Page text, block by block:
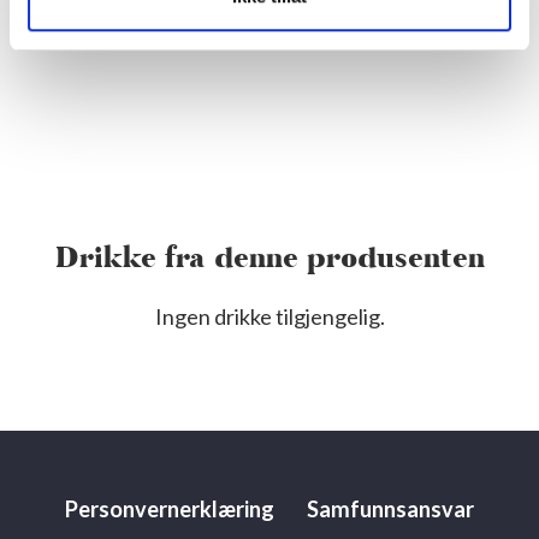
Drikke fra denne produsenten
Ingen drikke tilgjengelig.
Personvernerklæring
Samfunnsansvar